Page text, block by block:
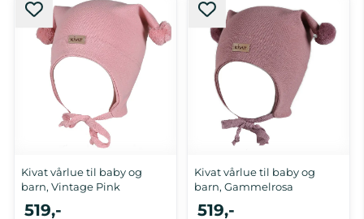
0-1 år, 5-10 år 0-1 år
Kivat vårlue til baby og
barn, Vintage Pink
519,-
Kivat vårlue til baby og
barn, Gammelrosa
519,-